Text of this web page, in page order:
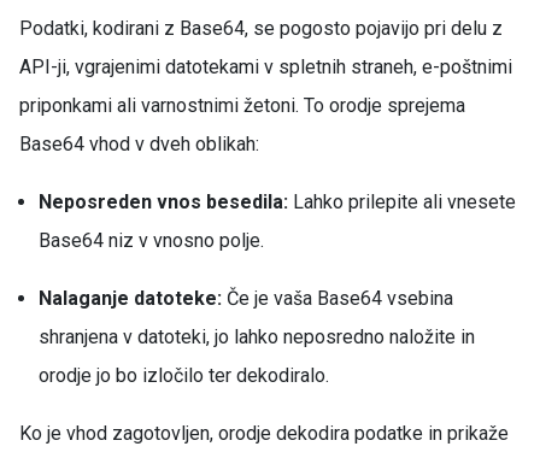
Podatki, kodirani z Base64, se pogosto pojavijo pri delu z
API-ji, vgrajenimi datotekami v spletnih straneh, e-poštnimi
priponkami ali varnostnimi žetoni. To orodje sprejema
Base64 vhod v dveh oblikah:
Neposreden vnos besedila: Lahko prilepite ali vnesete
Base64 niz v vnosno polje.
Nalaganje datoteke: Če je vaša Base64 vsebina
shranjena v datoteki, jo lahko neposredno naložite in
orodje jo bo izločilo ter dekodiralo.
Ko je vhod zagotovljen, orodje dekodira podatke in prikaže